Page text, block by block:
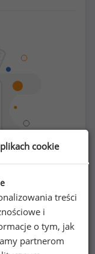
z innymi?
cookie
treści
i
o tym, jak
partnerom